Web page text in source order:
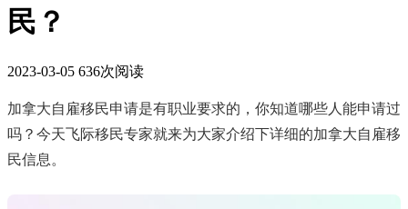
民？
2023-03-05 636次阅读
加拿大自雇移民申请是有职业要求的，你知道哪些人能申请过
吗？今天飞际移民专家就来为大家介绍下详细的加拿大自雇移
民信息。